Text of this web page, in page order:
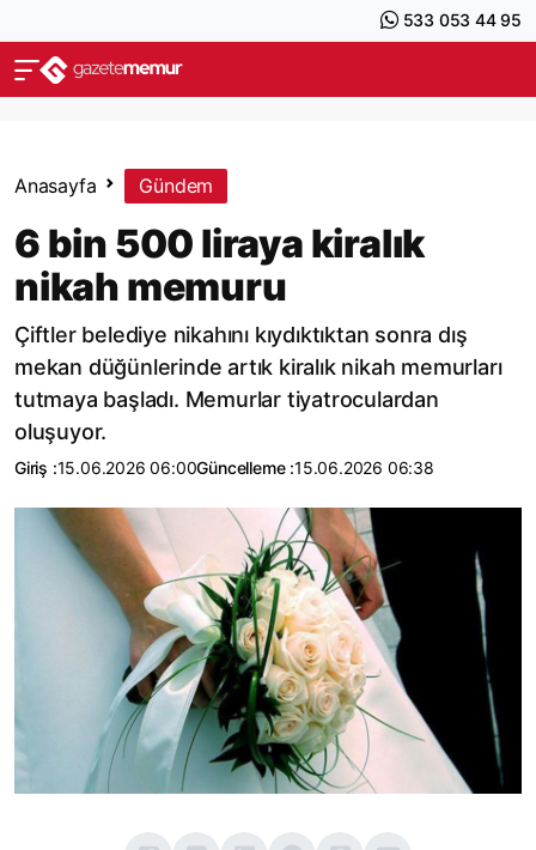
533 053 44 95
Anasayfa Gündem
6 bin 500 liraya kiralık
nikah memuru
Çiftler belediye nikahını kıydıktıktan sonra dış
mekan düğünlerinde artık kiralık nikah memurları
tutmaya başladı. Memurlar tiyatroculardan
oluşuyor.
Giriş :15.06.2026 06:00Güncelleme :15.06.2026 06:38